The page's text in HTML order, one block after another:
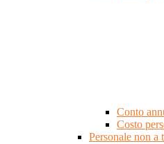
Conto
Costo
Personale non a